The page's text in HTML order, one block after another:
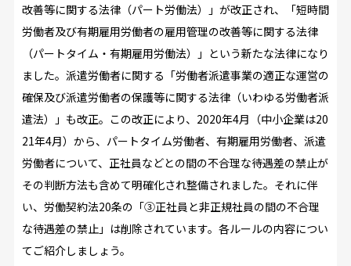
改善等に関する法律（パート労働法）」が改正され、「短時間
労働者及び有期雇用労働者の雇用管理の改善等に関する法律
（パートタイム・有期雇用労働法）」という新たな法律になり
ました。派遣労働者に関する「労働者派遣事業の適正な運営の
確保及び派遣労働者の保護等に関する法律（いわゆる労働者派
遣法）」も改正。この改正により、2020年4月（中小企業は20
21年4月）から、パートタイム労働者、有期雇用労働者、派遣
労働者について、正社員などとの間の不合理な待遇差の禁止が
その判断方法も含めて明確化され整備されました。それに伴
い、労働契約法20条の「③正社員と非正規社員の間の不合理
な待遇差の禁止」は削除されています。各ルールの内容につい
てご紹介しましょう。